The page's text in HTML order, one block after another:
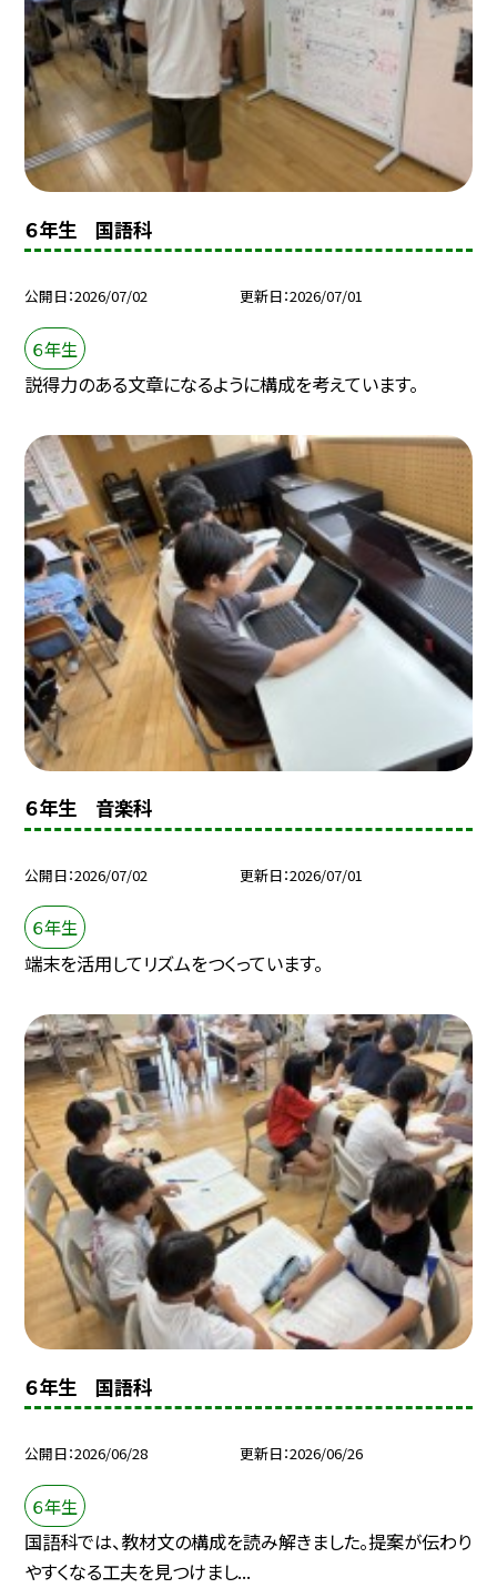
６年生 国語科
公開日 2026/07/02 更新日 2026/07/01
６年生
説得力のある文章になるように構成を考えています。
６年生 音楽科
公開日 2026/07/02 更新日 2026/07/01
６年生
端末を活用してリズムをつくっています。
６年生 国語科
公開日 2026/06/28 更新日 2026/06/26
６年生
国語科では、教材文の構成を読み解きました。提案が伝わり
やすくなる工夫を見つけまし...